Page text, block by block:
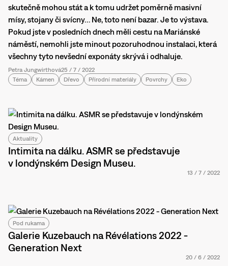
skutečně mohou stát a k tomu udržet poměrně masivní
mísy, stojany či svícny… Ne, toto není bazar. Je to výstava.
Pokud jste v posledních dnech měli cestu na Mariánské
náměstí, nemohli jste minout pozoruhodnou instalaci, která
všechny tyto nevšední exponáty skrývá i odhaluje.
Petra Jungwirthová25 / 7 / 2022
Téma
Kámen Dřevo Přírodní materiály Povrchy Eko
Aktuality
Intimita na dálku. ASMR se představuje
v londýnském Design Museu.
13 / 7 / 2022
Pod rukama
Galerie Kuzebauch na Révélations 2022 -
Generation Next
20 / 6 / 2022